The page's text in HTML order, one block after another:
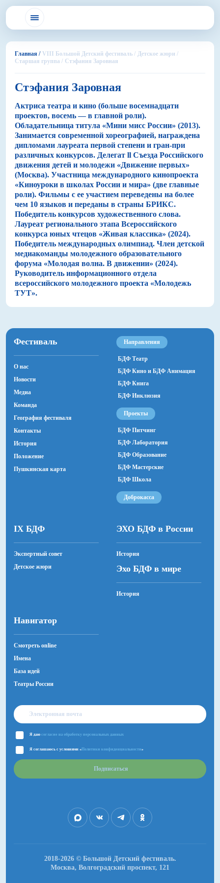
Главная / VIII Большой Детский фестиваль / Детское жюри /
Старшая группа / Стэфания Заровная
Стэфания Заровная
Актриса театра и кино (больше восемнадцати
проектов, восемь — в главной роли).
Обладательница титула «Мини мисс России» (2013).
Занимается современной хореографией, награждена
дипломами лауреата первой степени и гран-при
различных конкурсов. Делегат ll Съезда Российского
движения детей и молодежи «Движение первых»
(Москва). Участница международного кинопроекта
«Киноуроки в школах России и мира» (две главные
роли). Фильмы с ее участием переведены на более
чем 10 языков и переданы в страны БРИКС.
Победитель конкурсов художественного слова.
Лауреат регионального этапа Всероссийского
конкурса юных чтецов «Живая классика» (2024).
Победитель международных олимпиад. Член детской
медиакоманды молодежного образовательного
форума «Молодая волна. В движении» (2024).
Руководитель информационного отдела
всероссийского молодежного проекта «Молодежь
ТУТ».
Фестиваль
О нас
Новости
Медиа
Команда
География фестиваля
Контакты
История
Положение
Пушкинская карта
Направления
БДФ Театр
БДФ Кино и БДФ Анимация
БДФ Книга
БДФ Инклюзия
Проекты
БДФ Питчинг
БДФ Лаборатория
БДФ Образование
БДФ Мастерские
БДФ Школа
Доброкасса
IX БДФ
Экспертный совет
Детское жюри
ЭХО БДФ в России
История
Эхо БДФ в мире
История
Навигатор
Смотреть online
Имена
База идей
Театры России
Я даю согласие на обработку персональных данных
Я соглашаюсь с условиями « Политики конфиденциальности»
Подписаться
2018-2026 © Большой Детский фестиваль.
Москва, Волгоградский проспект, 121